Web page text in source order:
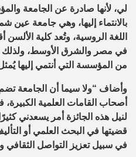
لي، لأنها صادرة عن الجامعة
بالانتماء إليها، وهي جامعة
اللغة الروسية، وتُعد كلية
في مصر والشرق الأوسط، ولذلك
من المؤسسة التي أنتمي إليها
وأضاف “ولا سيما أن الجامعة تضم
أصحاب القامات العلمية
لنيل هذه الجائزة أمر يسعدني
قضيتها في البحث العلمي أو
في سبيل تعزيز التواصل الثقافي